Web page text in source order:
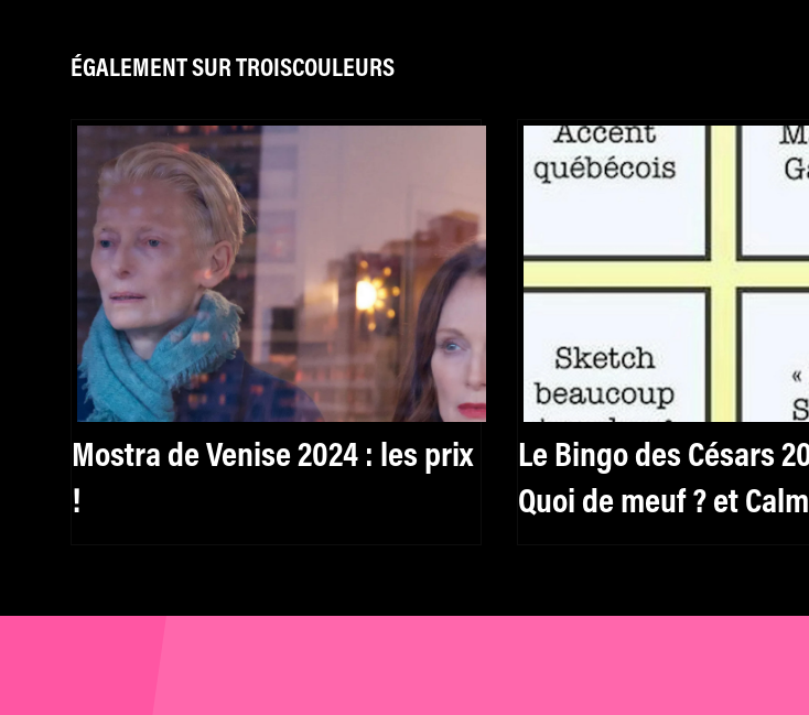
ÉGALEMENT SUR TROISCOULEURS
Mostra de Venise 2024 : les prix
!
Le Bingo des Césars
Quoi de meuf ? et